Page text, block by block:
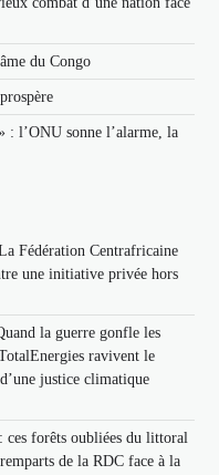
du Congo
: l’ONU sonne l’alarme, la
Fédération Centrafricaine
une initiative privée hors
la guerre gonfle les
ravivent le
justice climatique
ces forêts oubliées du littoral
de la RDC face à la